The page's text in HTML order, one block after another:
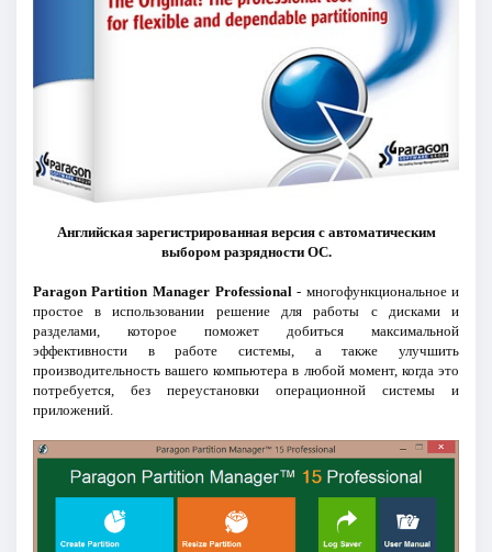
Английская зарегистрированная версия с автоматическим
выбором разрядности ОС.
Paragon Partition Manager Professional - многофункциональное и
простое в использовании решение для работы с дисками и
разделами, которое поможет добиться максимальной
эффективности в работе системы, а также улучшить
производительность вашего компьютера в любой момент, когда это
потребуется, без переустановки операционной системы и
приложений.